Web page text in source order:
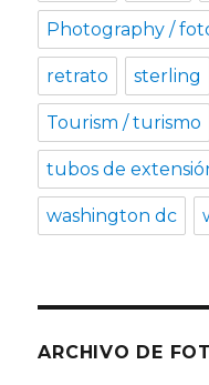
Photography /
retrato sterling
Tourism / turismo
tubos de
washington dc
ARCHIVO DE